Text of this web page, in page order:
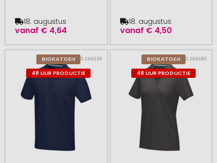
vanaf € 4,64
18. augustus
vanaf € 4,50
18. augustus
BIOKATOEN
48 UUR PRODUCTIE
# 500.266538
BIOKATOEN
48 UUR PRODUCTIE
# 500.266580